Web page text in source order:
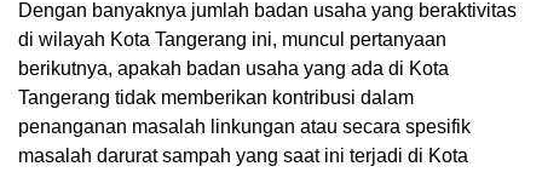
Dengan banyaknya jumlah badan usaha yang beraktivitas
di wilayah Kota Tangerang ini, muncul pertanyaan
berikutnya, apakah badan usaha yang ada di Kota
Tangerang tidak memberikan kontribusi dalam
penanganan masalah linkungan atau secara spesifik
masalah darurat sampah yang saat ini terjadi di Kota